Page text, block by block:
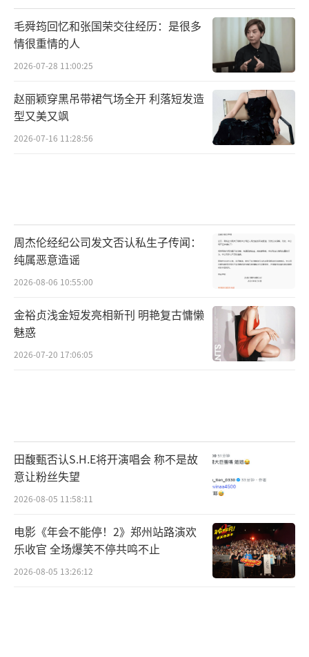
毛舜筠回忆和张国荣交往经历：是很多
情很重情的人
2026-07-28 11:00:25
赵丽颖穿黑吊带裙气场全开 利落短发造
型又美又飒
2026-07-16 11:28:56
周杰伦经纪公司发文否认私生子传闻：
纯属恶意造谣
2026-08-06 10:55:00
金裕贞浅金短发亮相新刊 明艳复古慵懒
魅惑
2026-07-20 17:06:05
田馥甄否认S.H.E将开演唱会 称不是故
意让粉丝失望
2026-08-05 11:58:11
电影《年会不能停！2》郑州站路演欢
乐收官 全场爆笑不停共鸣不止
2026-08-05 13:26:12